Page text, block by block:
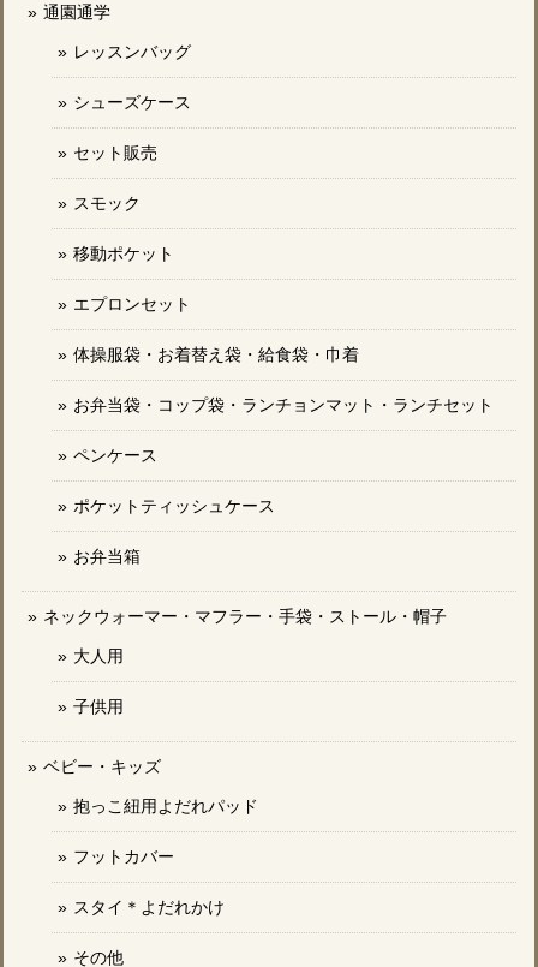
通園通学
レッスンバッグ
シューズケース
セット販売
スモック
移動ポケット
エプロンセット
体操服袋・お着替え袋・給食袋・巾着
お弁当袋・コップ袋・ランチョンマット・ランチセット
ペンケース
ポケットティッシュケース
お弁当箱
ネックウォーマー・マフラー・手袋・ストール・帽子
大人用
子供用
ベビー・キッズ
抱っこ紐用よだれパッド
フットカバー
スタイ＊よだれかけ
その他